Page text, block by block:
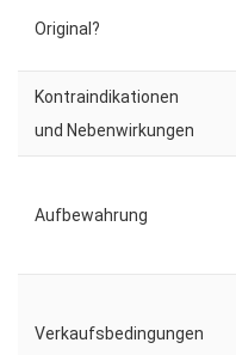
Original?
Kontraindikationen
und Nebenwirkungen
Aufbewahrung
Verkaufsbedingungen